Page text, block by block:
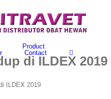
Product
Contact
di ILDEX 2019
ILDEX 2019